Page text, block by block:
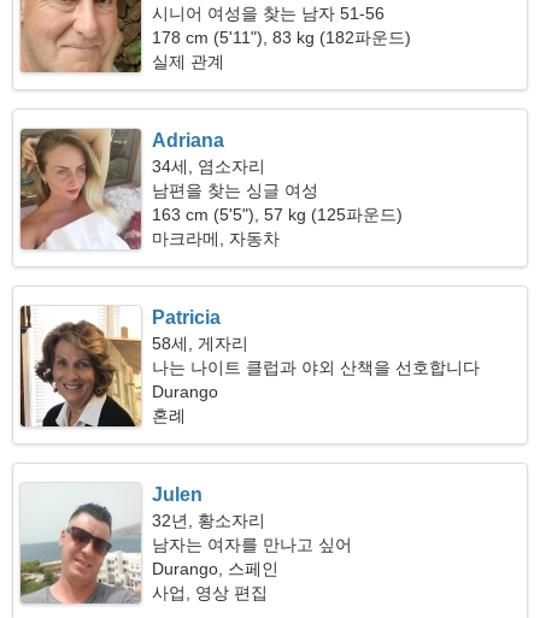
시니어 여성을 찾는 남자 51-56
178 cm (5'11"), 83 kg (182파운드)
실제 관계
Adriana
34세, 염소자리
남편을 찾는 싱글 여성
163 cm (5'5"), 57 kg (125파운드)
마크라메, 자동차
Patricia
58세, 게자리
나는 나이트 클럽과 야외 산책을 선호합니다
Durango
혼례
Julen
32년, 황소자리
남자는 여자를 만나고 싶어
Durango, 스페인
사업, 영상 편집